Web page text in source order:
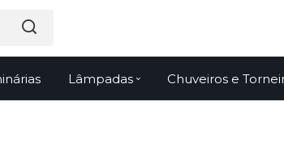
Lâmpadas Chuveiros e